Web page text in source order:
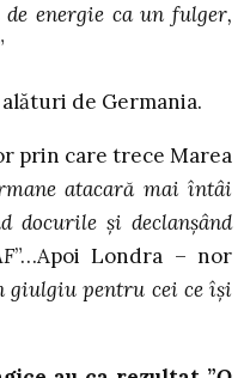
energie ca un fulger,
de Germania.
prin care trece Marea
atacară mai întâi
docurile și declanșând
”…Apoi Londra – nor
giulgiu pentru cei ce își